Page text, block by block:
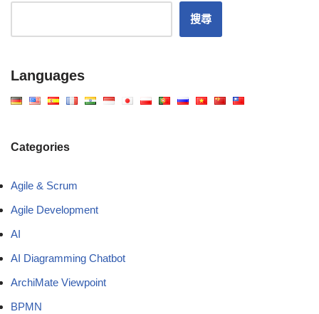
搜尋
Languages
Categories
Agile & Scrum
Agile Development
AI
AI Diagramming Chatbot
ArchiMate Viewpoint
BPMN